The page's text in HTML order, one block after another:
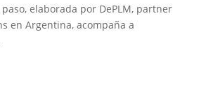
elaborada por DePLM, partner
en Argentina, acompaña a